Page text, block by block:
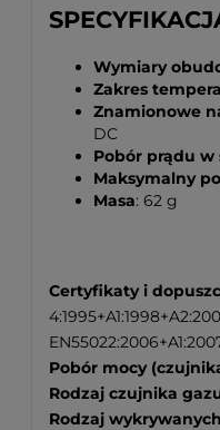
Wymiary
Zakres
Znamionowe
DC
Pobór prądu
Maksymalny
Masa: 62 g
Certyfikaty i
Pobór mocy
Rodzaj czujnika
Rodzaj